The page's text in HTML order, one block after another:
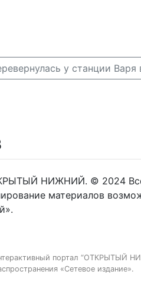
НИЖНИЙ. © 2024
материалов
портал “ОТКРЫТЫЙ
«Сетевое издание».